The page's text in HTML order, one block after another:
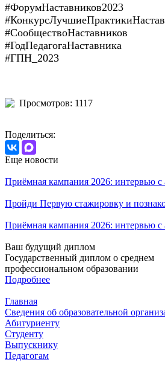
#ФорумНаставников2023
#СообществоНаставников
#ГодПедагогаНаставника
#ГПН_2023
Просмотров: 1117
Поделиться:
Еще новости
Приёмная кампания 2026: интервью с
Пройди Первую стажировку и
Приёмная кампания 2026: интервью
Ваш будущий диплом
Государственный диплом о среднем
профессиональном образовании
Подробнее
Главная
Сведения об образовательной
Абитуриенту
Студенту
Выпускнику
Педагогам